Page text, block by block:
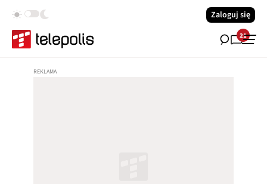
Zaloguj się
21